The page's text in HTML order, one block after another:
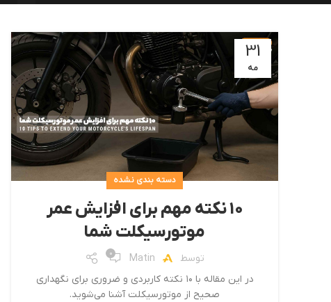
31
مه
دسته بندی نشده
۱۰ نکته مهم برای افزایش عمر
موتورسیکلت شما
توسط Matin
0
در این مقاله با ۱۰ نکته کاربردی و ضروری برای نگهداری
صحیح از موتورسیکلت آشنا می‌شوید.